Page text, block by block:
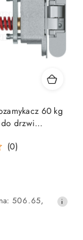
60 kg
drzwi
(0)
506.65,